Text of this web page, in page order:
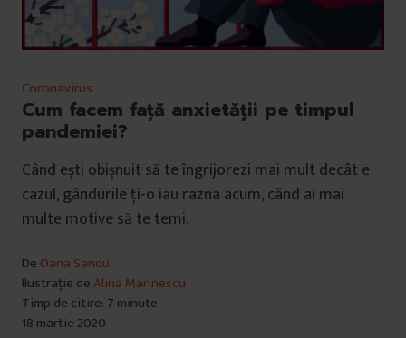
Coronavirus
Cum facem față anxietății pe timpul
pandemiei?
Când ești obișnuit să te îngrijorezi mai mult decât e
cazul, gândurile ți-o iau razna acum, când ai mai
multe motive să te temi.
De Oana Sandu
Ilustrație deAlina Marinescu
Timp de citire: 7 minute
18 martie 2020